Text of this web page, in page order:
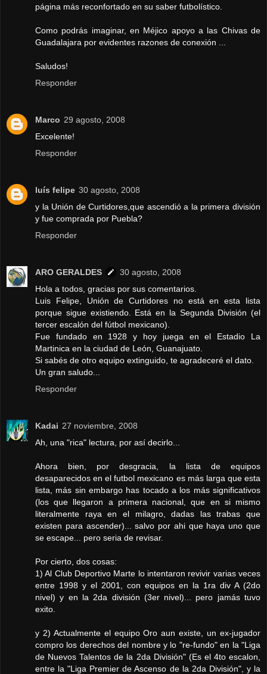
página más reconfortado en su saber futbolístico.
Como podrás imaginar, en Méjico apoyo a las Chivas de
Guadalajara por evidentes razones de conexión ...
Saludos!
Responder
Marco 29 agosto, 2008
Excelente!
Responder
luís felipe 30 agosto, 2008
y la Unión de Curtidores,que ascendió a la primera división
y fue comprada por Puebla?
Responder
ARO GERALDES
30 agosto, 2008
Hola a todos, gracias por sus comentarios.
Luis Felipe, Unión de Curtidores no está en esta lista
porque sigue existiendo. Está en la Segunda División (el
tercer escalón del fútbol mexicano).
Fue fundado en 1928 y hoy juega en el Estadio La
Martinica en la ciudad de León, Guanajuato.
Si sabés de otro equipo extinguido, te agradeceré el dato.
Un gran saludo...
Responder
Kadai 27 noviembre, 2008
Ah, una "rica" lectura, por así decirlo...
Ahora bien, por desgracia, la lista de equipos
desaparecidos en el futbol mexicano es más larga que esta
lista, más sin embargo has tocado a los más significativos
(los que llegaron a primera nacional, que en si mismo
literalmente raya en el milagro, dadas las trabas que
existen para ascender)... salvo por ahi que haya uno que
se escape... pero seria de revisar.
Por cierto, dos cosas:
1) Al Club Deportivo Marte lo intentaron revivir varias veces
entre 1998 y el 2001, con equipos en la 1ra div A (2do
nivel) y en la 2da división (3er nivel)... pero jamás tuvo
exito.
y 2) Actualmente el equipo Oro aun existe, un ex-jugador
compro los derechos del nombre y lo "re-fundo" en la "Liga
de Nuevos Talentos de la 2da División" (Es el 4to escalon,
entre la "Liga Premier de Ascenso de la 2da División", y la